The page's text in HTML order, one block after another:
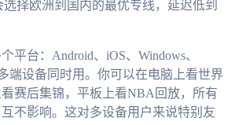
择欧洲到国内的最优专线，延迟低到
平台：Android、iOS、Windows、
端设备同时用。你可以在电脑上看世界
赛后集锦，平板上看NBA回放，所有
不影响。这对多设备用户来说特别友